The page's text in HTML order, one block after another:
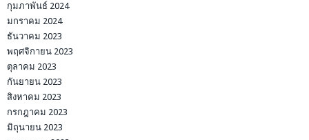
กุมภาพันธ์ 2024
มกราคม 2024
ธันวาคม 2023
พฤศจิกายน 2023
ตุลาคม 2023
กันยายน 2023
สิงหาคม 2023
กรกฎาคม 2023
มิถุนายน 2023